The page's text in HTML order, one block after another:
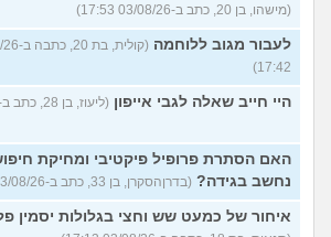
(מישהו, בן 20, כתב ב-03/08/26 17:53)
לעבור מגוב ללוחמה
(קולית,
17:42)
היי חייב שאלה לגבי אייפון (ליעוז, בן 28, כתב ב-03/08/26 17:33)
האם הסתרת פרופיל פיקטיבי ומחיקת
נחשב בגידה? (בדרןהסקרן, בן 33, כתב ב-03/08/26 17:24)
איחור של כמעט שש וחצי בגלולות יסמין